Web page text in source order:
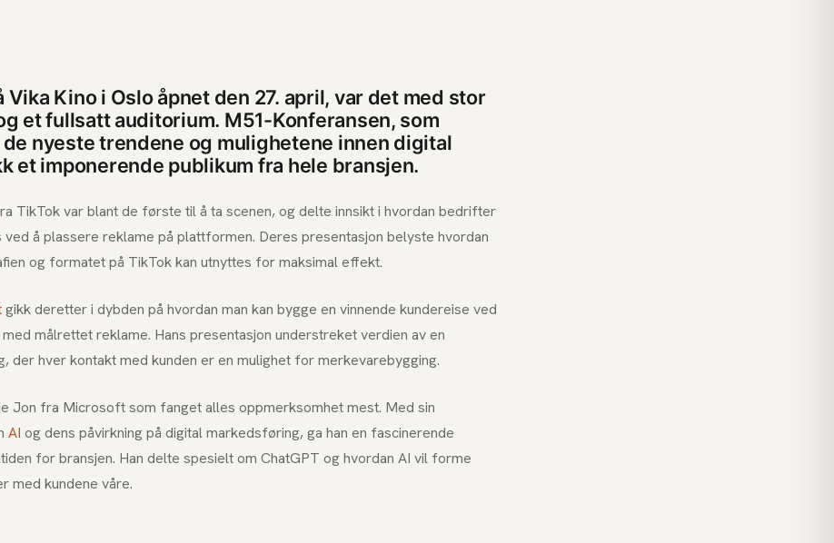
Vika Kino i Oslo åpnet den 27. april, var det med stor
et fullsatt auditorium. M51-Konferansen, som
nyeste trendene og mulighetene innen digital
et imponerende publikum fra hele bransjen.
TikTok var blant de første til å ta scenen, og delte innsikt i hvordan bedrifter
ved å plassere reklame på plattformen. Deres presentasjon belyste hvordan
og formatet på TikTok kan utnyttes for maksimal effekt.
gikk deretter i dybden på hvordan man kan bygge en vinnende kundereise ved
målrettet reklame. Hans presentasjon understreket verdien av en
der hver kontakt med kunden er en mulighet for merkevarebygging.
Jon fra Microsoft som fanget alles oppmerksomhet mest. Med sin
AI og dens påvirkning på digital markedsføring, ga han en fascinerende
for bransjen. Han delte spesielt om ChatGPT og hvordan AI vil forme
med kundene våre.